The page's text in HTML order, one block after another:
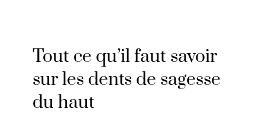
Tout ce qu’il faut savoir
sur les dents de sagesse
du haut